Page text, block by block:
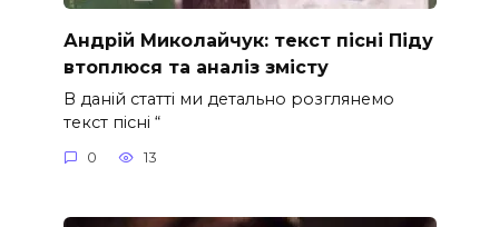
Андрій Миколайчук: текст пісні Піду
втоплюся та аналіз змісту
В даній статті ми детально розглянемо
текст пісні “
0 13